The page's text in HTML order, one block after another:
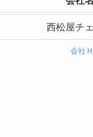
西松屋チ
会社